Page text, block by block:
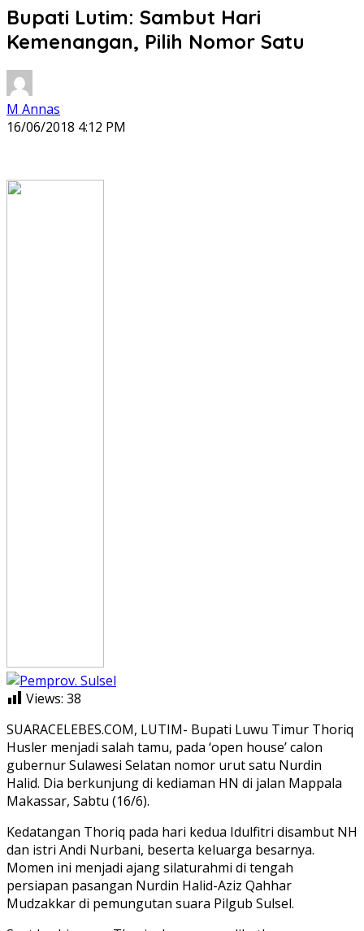
Bupati Lutim: Sambut Hari
Kemenangan, Pilih Nomor Satu
M Annas
16/06/2018 4:12 PM
Views: 38
SUARACELEBES.COM, LUTIM- Bupati Luwu Timur Thoriq
Husler menjadi salah tamu, pada ‘open house’ calon
gubernur Sulawesi Selatan nomor urut satu Nurdin
Halid. Dia berkunjung di kediaman HN di jalan Mappala
Makassar, Sabtu (16/6).
Kedatangan Thoriq pada hari kedua Idulfitri disambut NH
dan istri Andi Nurbani, beserta keluarga besarnya.
Momen ini menjadi ajang silaturahmi di tengah
persiapan pasangan Nurdin Halid-Aziz Qahhar
Mudzakkar di pemungutan suara Pilgub Sulsel.